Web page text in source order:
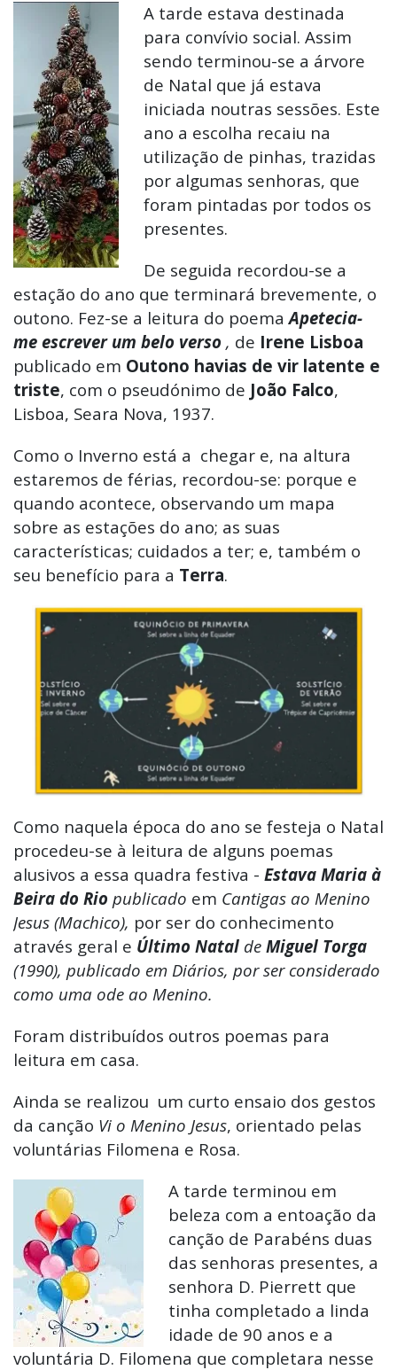
A tarde estava destinada
para convívio social. Assim
sendo terminou-se a árvore
de Natal que já estava
iniciada noutras sessões. Este
ano a escolha recaiu na
utilização de pinhas, trazidas
por algumas senhoras, que
foram pintadas por todos os
presentes.
De seguida recordou-se a
estação do ano que terminará brevemente, o
outono. Fez-se a leitura do poemaApetecia-
me escrever um belo verso , de Irene Lisboa
publicado em Outono havias de vir latente e
triste, com o pseudónimo de João Falco,
Lisboa, Seara Nova, 1937.
Como o Inverno está a chegar e, na altura
estaremos de férias, recordou-se: porque e
quando acontece, observando um mapa
sobre as estações do ano; as suas
características; cuidados a ter; e, também o
seu benefício para a Terra.
Como naquela época do ano se festeja o Natal
procedeu-se à leitura de alguns poemas
alusivos a essa quadra festiva - Estava Maria à
Beira do Rio publicado em Cantigas ao Menino
Jesus (Machico), por ser do conhecimento
através geral e Último Natal de Miguel Torga
(1990), publicado em Diários, por ser considerado
como uma ode ao Menino.
Foram distribuídos outros poemas para
leitura em casa.
Ainda se realizou um curto ensaio dos gestos
da canção Vi o Menino Jesus, orientado pelas
voluntárias Filomena e Rosa.
A tarde terminou em
beleza com a entoação da
canção de Parabéns duas
das senhoras presentes, a
senhora D. Pierrett que
tinha completado a linda
idade de 90 anos e a
voluntária D. Filomena que completara nesse